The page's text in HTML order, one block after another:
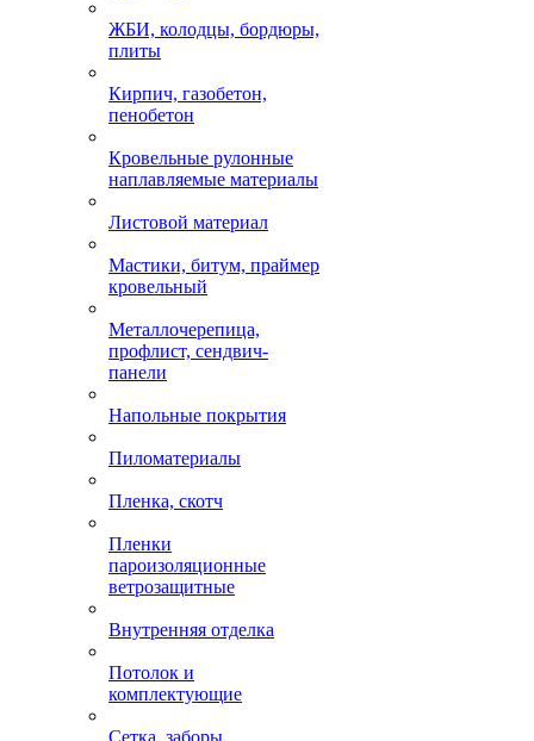
ЖБИ, колодцы, бордюры,
плиты
Кирпич, газобетон,
пенобетон
Кровельные рулонные
наплавляемые материалы
Листовой материал
Мастики, битум, праймер
кровельный
Металлочерепица,
профлист, сендвич-
панели
Напольные покрытия
Пиломатериалы
Пленка, скотч
Пленки
пароизоляционные
ветрозащитные
Внутренняя отделка
Потолок и
комплектующие
Сетка, заборы,